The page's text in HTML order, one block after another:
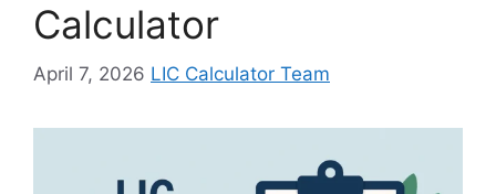
Calculator
April 7, 2026 LIC Calculator Team